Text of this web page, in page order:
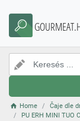
Home Čaje dle
PU ERH MINI TUO